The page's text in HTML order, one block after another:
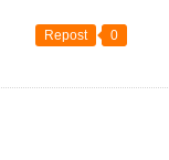
Repost 0